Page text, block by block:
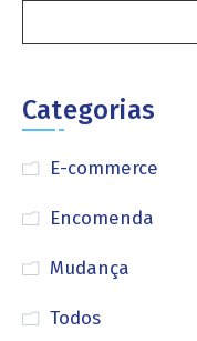
Categorias
E-commerce
Encomenda
Mudança
Todos